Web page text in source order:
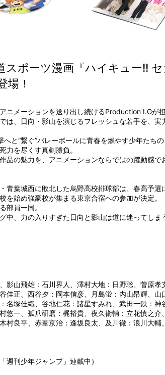
スポーツ漫画『ハイキュー!! セ
場！
ニメーションを送り出し続けるProduction I.Gが担
は、日向・影山を演じるフレッシュな若手を、実
へと“繋ぐ”バレーボールに青春を燃やす少年たち
力を尽くす真剣勝負。
品の魅力を、アニメーションならではの躍動感で
青葉城西に敗北した烏野高校排球部は、春高予選
を始め強豪校が集まる東京合宿への参加が決定。
部員一同。
中、力の入りすぎた日向と影山は道に迷ってし
影山飛雄：石川界人、澤村大地：日野聡、菅原孝
佳正、西谷夕：岡本信彦、月島蛍：内山昂輝、山
名塚佳織、谷地仁花：諸星すみれ、武田一鉄：神
悠一、孤爪研磨：梶裕貴、夜久衛輔：立花慎之介
村良平、赤葦京治：逢坂良太、及川徹：浪川大
週刊少年ジャンプ」連載中）